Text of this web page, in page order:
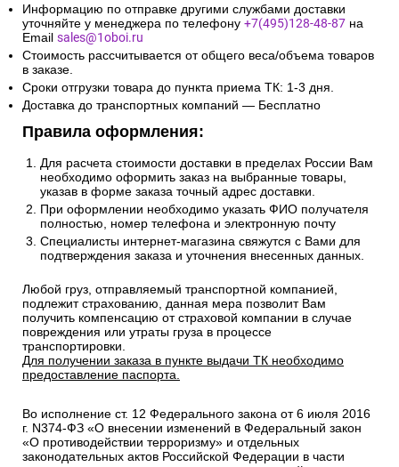
Информацию по отправке другими службами доставки
уточняйте у менеджера по телефону +7(495)128-48-87 на
Email sales@1oboi.ru
Стоимость рассчитывается от общего веса/объема товаров
в заказе.
Сроки отгрузки товара до пункта приема ТК: 1-3 дня.
Доставка до транспортных компаний — Бесплатно
Правила оформления:
Для расчета стоимости доставки в пределах России Вам
необходимо оформить заказ на выбранные товары,
указав в форме заказа точный адрес доставки.
При оформлении необходимо указать ФИО получателя
полностью, номер телефона и электронную почту
Специалисты интернет-магазина свяжутся с Вами для
подтверждения заказа и уточнения внесенных данных.
Любой груз, отправляемый транспортной компанией,
подлежит страхованию, данная мера позволит Вам
получить компенсацию от страховой компании в случае
повреждения или утраты груза в процессе
транспортировки.
Для получении заказа в пункте выдачи ТК необходимо
предоставление паспорта.
Во исполнение ст. 12 Федерального закона от 6 июля 2016
г. N374-ФЗ «О внесении изменений в Федеральный закон
«О противодействии терроризму» и отдельных
законодательных актов Российской Федерации в части